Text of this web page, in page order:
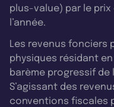
plus-value) par le prix
l’année.
Les revenus fonciers
physiques résidant
barème progressif de
S’agissant des
conventions fiscales